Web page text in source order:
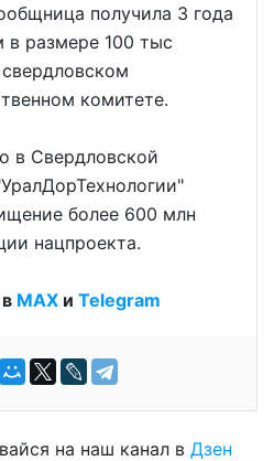
получила 3 года
размере 100 тыс
комитете.
в Свердловской
более 600 млн
нацпроекта.
МАХ и Telegram
на наш канал в Дзен